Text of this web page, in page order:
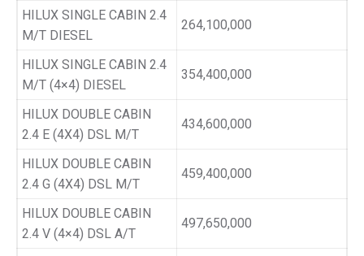
HILUX SINGLE CABIN 2.4
M/T DIESEL
264,100,000
HILUX SINGLE CABIN 2.4
M/T (4×4) DIESEL
354,400,000
HILUX DOUBLE CABIN
2.4 E (4X4) DSL M/T
434,600,000
HILUX DOUBLE CABIN
2.4 G (4X4) DSL M/T
459,400,000
HILUX DOUBLE CABIN
2.4 V (4×4) DSL A/T
497,650,000